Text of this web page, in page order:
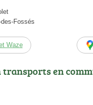
Fossés
Waze
transports en